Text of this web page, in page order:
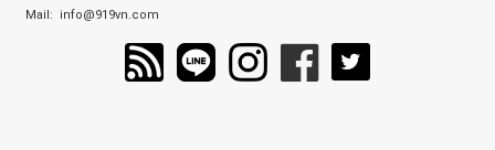
Mail: info@919vn.com